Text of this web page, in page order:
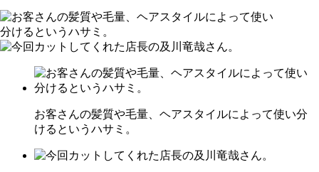
お客さんの髪質や毛量、ヘアスタイルによって使い分
けるというハサミ。